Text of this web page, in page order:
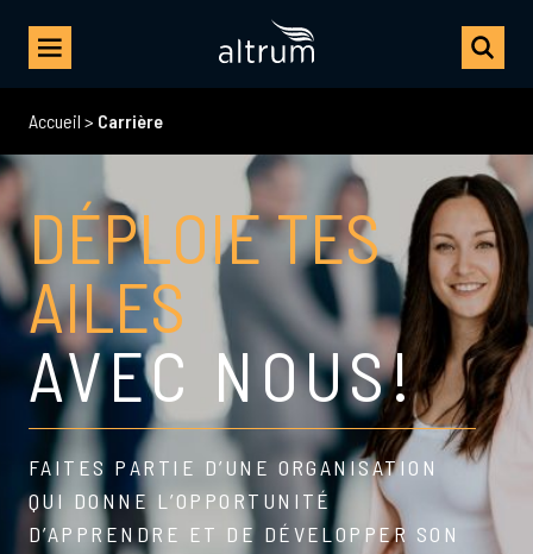
Accueil > Carrière
DÉPLOIE TES
AILES
AVEC NOUS!
FAITES PARTIE D’UNE ORGANISATION
QUI DONNE L’OPPORTUNITÉ
D’APPRENDRE ET DE DÉVELOPPER SON